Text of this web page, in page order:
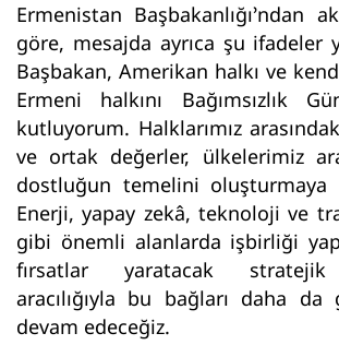
Ermenistan Başbakanlığı’ndan
göre, mesajda ayrıca şu ifadeler
Başbakan, Amerikan halkı ve
Ermeni halkını Bağımsızlık
kutluyorum. Halklarımız
ve ortak değerler, ülkelerimiz
dostluğun temelini oluşturmaya
Enerji, yapay zekâ, teknoloji ve
gibi önemli alanlarda işbirliği
fırsatlar yaratacak stratejik
aracılığıyla bu bağları daha da
devam edeceğiz.